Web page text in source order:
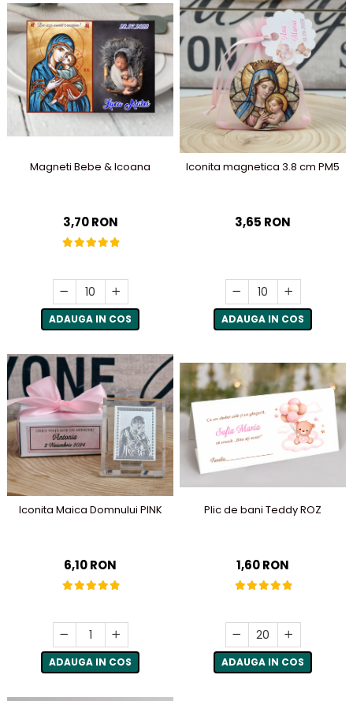
Magneti Bebe & Icoana
3,70 RON
ADAUGA IN COS
Iconita magnetica 3.8 cm PM5
3,65 RON
ADAUGA IN COS
Iconita Maica Domnului PINK
6,10 RON
ADAUGA IN COS
Plic de bani Teddy ROZ
1,60 RON
ADAUGA IN COS